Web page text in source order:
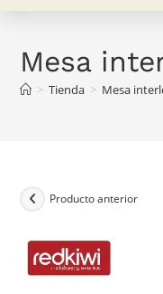
Mesa
> Tienda > Mesa
Producto anterior